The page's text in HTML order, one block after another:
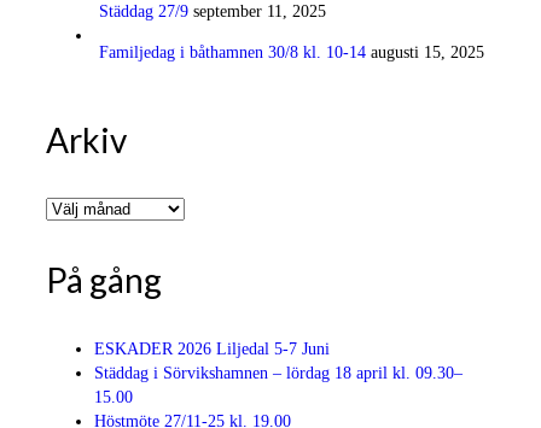
Städdag 27/9 september 11, 2025
Familjedag i båthamnen 30/8 kl. 10-14 augusti 15, 2025
Arkiv
Arkiv
På gång
ESKADER 2026 Liljedal 5-7 Juni
Städdag i Sörvikshamnen – lördag 18 april kl. 09.30–
15.00
Höstmöte 27/11-25 kl. 19.00